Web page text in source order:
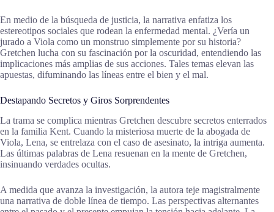
En medio de la búsqueda de justicia, la narrativa enfatiza los
estereotipos sociales que rodean la enfermedad mental. ¿Vería un
jurado a Viola como un monstruo simplemente por su historia?
Gretchen lucha con su fascinación por la oscuridad, entendiendo las
implicaciones más amplias de sus acciones. Tales temas elevan las
apuestas, difuminando las líneas entre el bien y el mal.
Destapando Secretos y Giros Sorprendentes
La trama se complica mientras Gretchen descubre secretos enterrados
en la familia Kent. Cuando la misteriosa muerte de la abogada de
Viola, Lena, se entrelaza con el caso de asesinato, la intriga aumenta.
Las últimas palabras de Lena resuenan en la mente de Gretchen,
insinuando verdades ocultas.
A medida que avanza la investigación, la autora teje magistralmente
una narrativa de doble línea de tiempo. Las perspectivas alternantes